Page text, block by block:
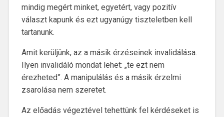
mindig megért minket, egyetért, vagy pozitív
választ kapunk és ezt ugyanúgy tiszteletben kell
tartanunk.
Amit kerüljünk, az a másik érzéseinek invalidálása.
Ilyen invalidáló mondat lehet: „te ezt nem
érezheted”. A manipulálás és a másik érzelmi
zsarolása nem szeretet.
Az előadás végeztével tehettünk fel kérdéseket is